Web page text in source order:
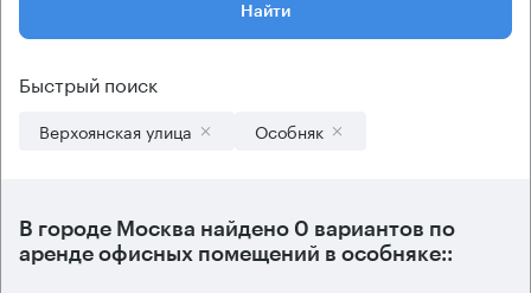
Найти
Быстрый поиск
Верхоянская улица Особняк
В городе Москва найдено 0 вариантов по
аренде офисных помещений в особняке::